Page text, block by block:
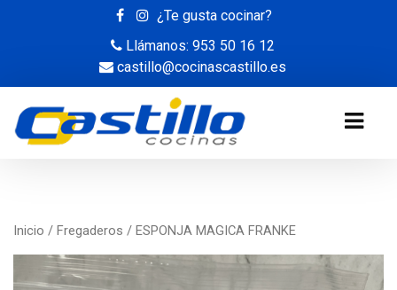
¿Te gusta cocinar?
Llámanos: 953 50 16 12
castillo@cocinascastillo.es
Inicio / Fregaderos / ESPONJA MAGICA FRANKE